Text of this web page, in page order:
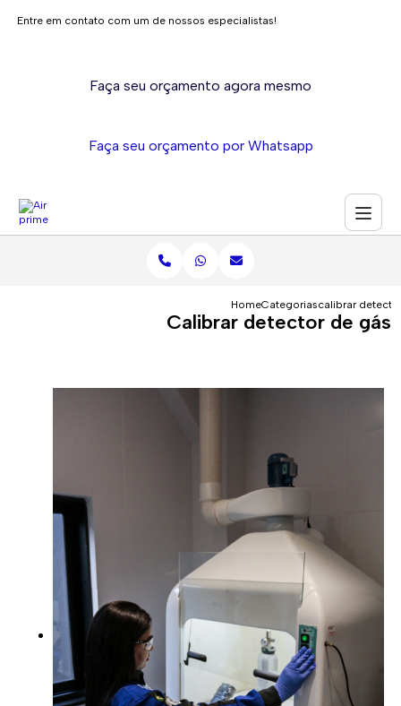
Entre em contato com um de nossos especialistas!
Faça seu orçamento agora mesmo
Faça seu orçamento por Whatsapp
HomeCategoriascalibrar
Calibrar detector de gás